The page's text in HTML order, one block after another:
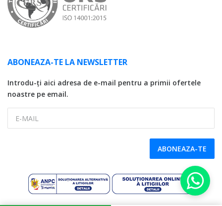
ABONEAZA-TE LA NEWSLETTER
Introdu-ți aici adresa de e-mail pentru a primii ofertele
noastre pe email.
ABONEAZA-TE